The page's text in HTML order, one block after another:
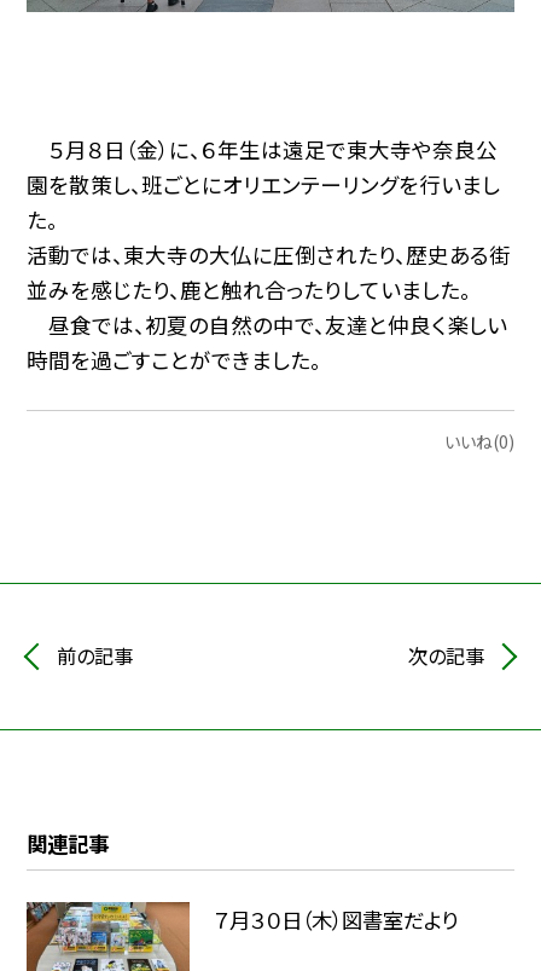
５月８日（金）に、６年生は遠足で東大寺や奈良公
園を散策し、班ごとにオリエンテーリングを行いまし
た。
活動では、東大寺の大仏に圧倒されたり、歴史ある街
並みを感じたり、鹿と触れ合ったりしていました。
昼食では、初夏の自然の中で、友達と仲良く楽しい
時間を過ごすことができました。
いいね(0)
前の記事 次の記事
関連記事
７月３０日（木）図書室だより